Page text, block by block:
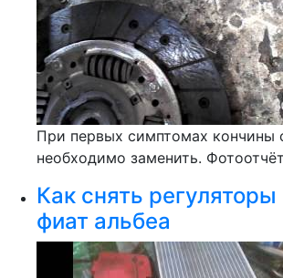
При первых симптомах кончины
необходимо заменить.
Как снять регуляторы
фиат альбеа